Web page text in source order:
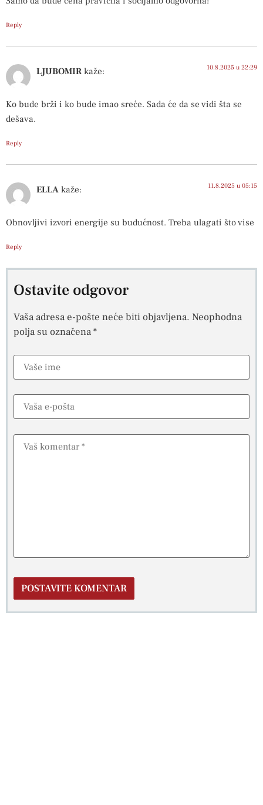
Reply
LJUBOMIR kaže: 10.8.2025 u 22:29
Ko bude brži i ko bude imao sreće. Sada će da se vidi šta se
dešava.
Reply
ELLA kaže: 11.8.2025 u 05:15
Obnovljivi izvori energije su budućnost. Treba ulagati što vise
Reply
Ostavite odgovor
Vaša adresa e-pošte neće biti objavljena. Neophodna
polja su označena*